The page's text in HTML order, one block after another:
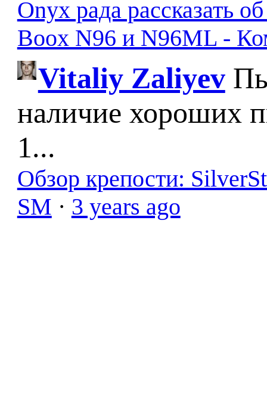
Onyx рада рассказать
Boox N96 и N96ML -
Vitaliy Zaliyev
наличие хороших
1...
Обзор крепости:
SM · 3 years ago